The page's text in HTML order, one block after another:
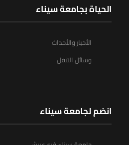
الحياة بجامعة سيناء
الأخبار والأحداث
وسائل التنقل
انضم لجامعة سيناء